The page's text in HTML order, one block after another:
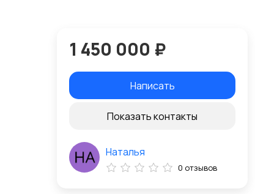
1 450 000 ₽
Написать
Показать контакты
Наталья
0 отзывов